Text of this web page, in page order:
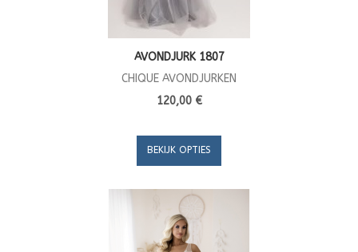
AVONDJURK 1807
CHIQUE AVONDJURKEN
120,00 €
BEKIJK OPTIES